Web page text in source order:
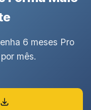
6 meses Pro
mês.